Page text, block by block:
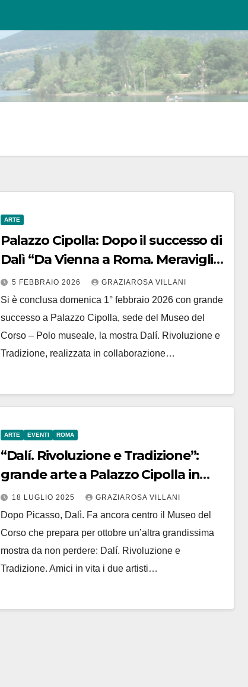
ARTE
Palazzo Cipolla: Dopo il successo di
Dalì “Da Vienna a Roma. Meraviglie
degli Asburgo dal
Kunsthistorisches Museum”
5 FEBBRAIO 2026 GRAZIAROSA VILLANI
Si è conclusa domenica 1° febbraio 2026 con grande
successo a Palazzo Cipolla, sede del Museo del
Corso – Polo museale, la mostra Dalí. Rivoluzione e
Tradizione, realizzata in collaborazione…
ARTE EVENTI ROMA
“Dalí. Rivoluzione e Tradizione”:
grande arte a Palazzo Cipolla in
autunno
18 LUGLIO 2025 GRAZIAROSA VILLANI
Dopo Picasso, Dalì. Fa ancora centro il Museo del
Corso che prepara per ottobre un’altra grandissima
mostra da non perdere: Dalí. Rivoluzione e
Tradizione. Amici in vita i due artisti…